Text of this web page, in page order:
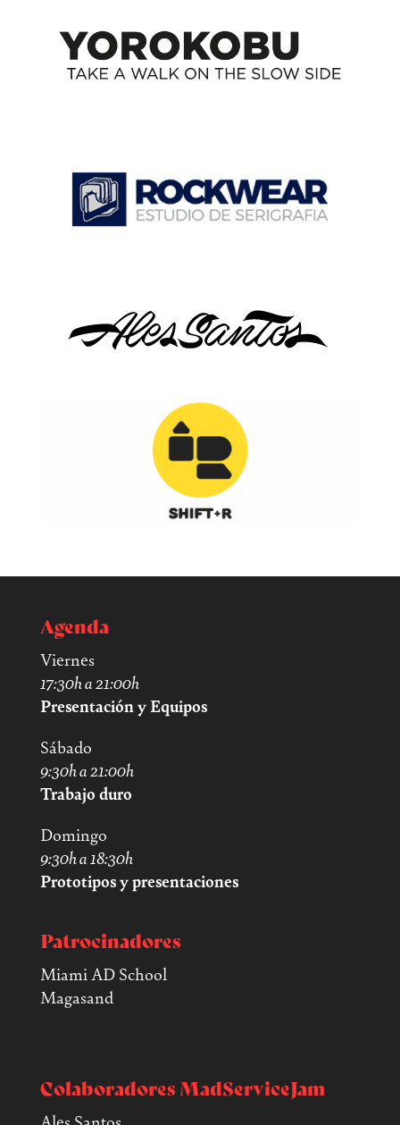
Agenda
Viernes
17:30h a 21:00h
Presentación y Equipos
Sábado
9:30h a 21:00h
Trabajo duro
Domingo
9:30h a 18:30h
Prototipos y presentaciones
Patrocinadores
Miami AD School
Magasand
Colaboradores MadServiceJam